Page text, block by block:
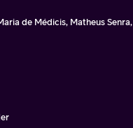
de Médicis, Matheus